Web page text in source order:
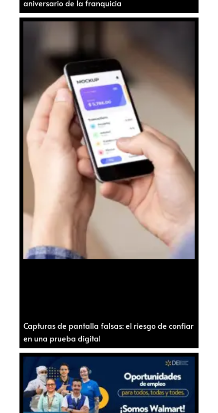
aniversario de la franquicia
Capturas de pantalla falsas: el riesgo de confiar
en una prueba digital